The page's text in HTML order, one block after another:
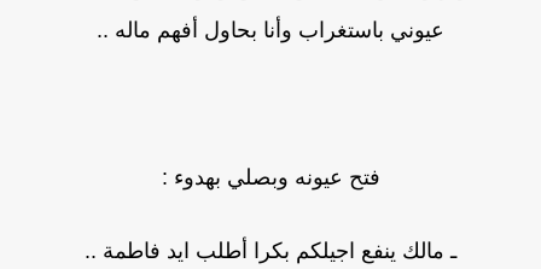
عيوني باستغراب وأنا بحاول أفهم ماله ..
فتح عيونه وبصلي بهدوء :
ـ مالك ينفع اجيلكم بكرا أطلب ايد فاطمة ..